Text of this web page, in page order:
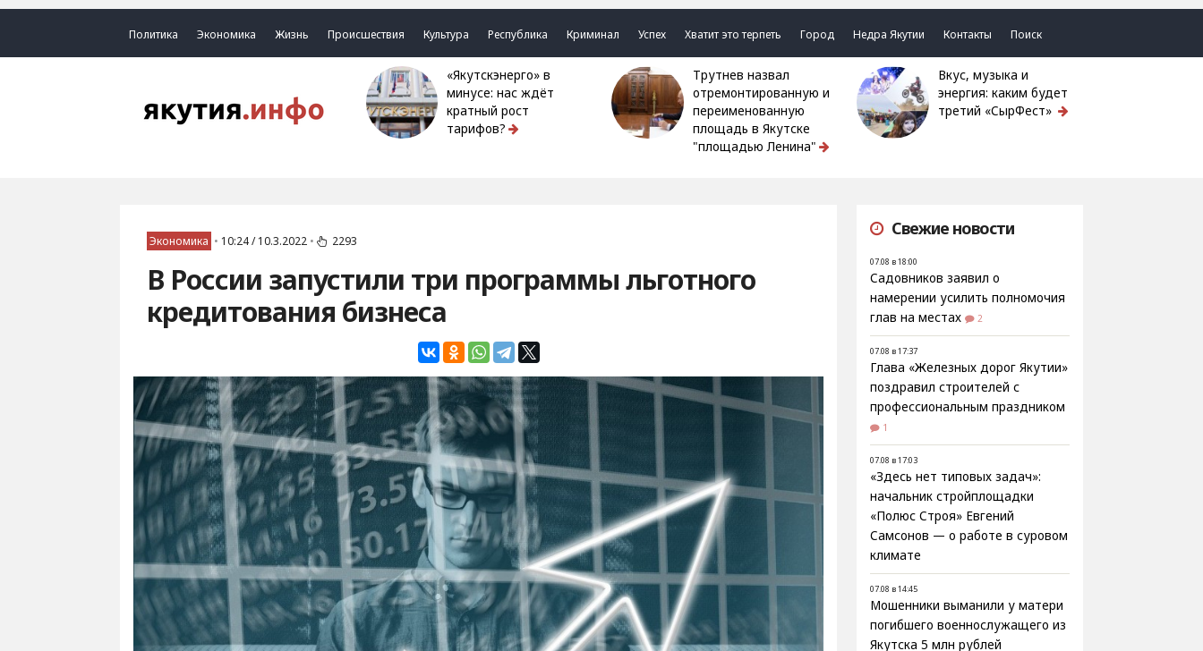
Политика Экономика Жизнь Происшествия Культура Республика Криминал Успех Хватит это терпеть Город Недра Якутии Контакты Поиск
«Якутскэнерго» в
минусе: нас ждёт
кратный рост
тарифов?
Трутнев назвал
отремонтированную и
переименованную
площадь в Якутске
"площадью Ленина"
Вкус, музыка и
энергия: каким будет
третий «СырФест»
Экономика • 10:24 / 10.3.2022 • 2293
В России запустили три программы льготного
кредитования бизнеса
Свежие новости
07.08 в 18:00
Садовников заявил о
намерении усилить полномочия
глав на местах
2
07.08 в 17:37
Глава «Железных дорог Якутии»
поздравил строителей с
профессиональным праздником
1
07.08 в 17:03
«Здесь нет типовых задач»:
начальник стройплощадки
«Полюс Строя» Евгений
Самсонов — о работе в суровом
климате
07.08 в 14:45
Мошенники выманили у матери
погибшего военнослужащего из
Якутска 5 млн рублей